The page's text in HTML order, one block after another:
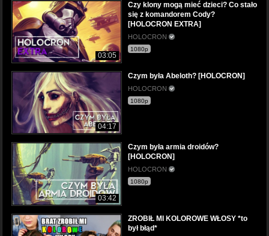
03:05
Czy klony mogą mieć dzieci? Co stało
się z komandorem Cody?
[HOLOCRON EXTRA]
HOLOCRON
1080p
04:17
Czym była Abeloth? [HOLOCRON]
HOLOCRON
1080p
03:42
Czym była armia droidów?
[HOLOCRON]
HOLOCRON
1080p
ZROBIŁ MI KOLOROWE WŁOSY *to
był błąd*